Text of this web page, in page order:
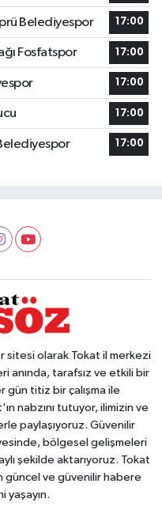
Belediyespor 17:00
Fosfatspor 17:00
17:00
17:00
17:00
olarak Tokat il merkezi
anında, tarafsız ve etkili bir
gün titiz bir çalışma ile
nabzını tutuyor, ilimizin ve
paylaşıyoruz. Güvenilir
bölgesel gelişmeleri
şekilde aktarıyoruz. Tokat
güncel ve güvenilir habere
yaşayın.